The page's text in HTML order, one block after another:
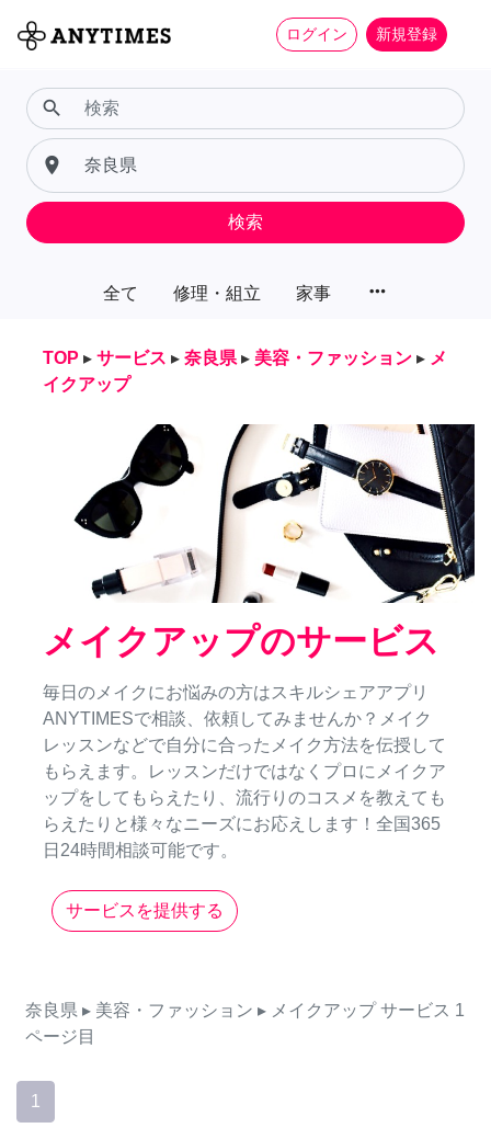
ログイン 新規登録
全て 修理・組立 家事 more_horiz
search
place
検索
TOP ▸ サービス ▸ 奈良県 ▸ 美容・ファッション ▸ メ
イクアップ
メイクアップのサービス
毎日のメイクにお悩みの方はスキルシェアアプリ
ANYTIMESで相談、依頼してみませんか？メイク
レッスンなどで自分に合ったメイク方法を伝授して
もらえます。レッスンだけではなくプロにメイクア
ップをしてもらえたり、流行りのコスメを教えても
らえたりと様々なニーズにお応えします！全国365
日24時間相談可能です。
サービスを提供する
奈良県 ▸ 美容・ファッション ▸ メイクアップ サービス 1
ページ目
1